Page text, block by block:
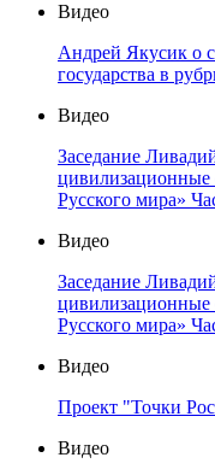
Видео
Андрей Якусик о
государства в
Видео
Заседание
Русского мира»
Видео
Заседание
Русского мира»
Видео
Проект "Точки
Видео